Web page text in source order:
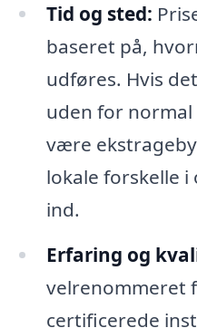
Tid og sted:
baseret på,
udføres. Hvis
uden for
være
lokale forskelle
ind.
Erfaring og
velrenommeret
certificerede